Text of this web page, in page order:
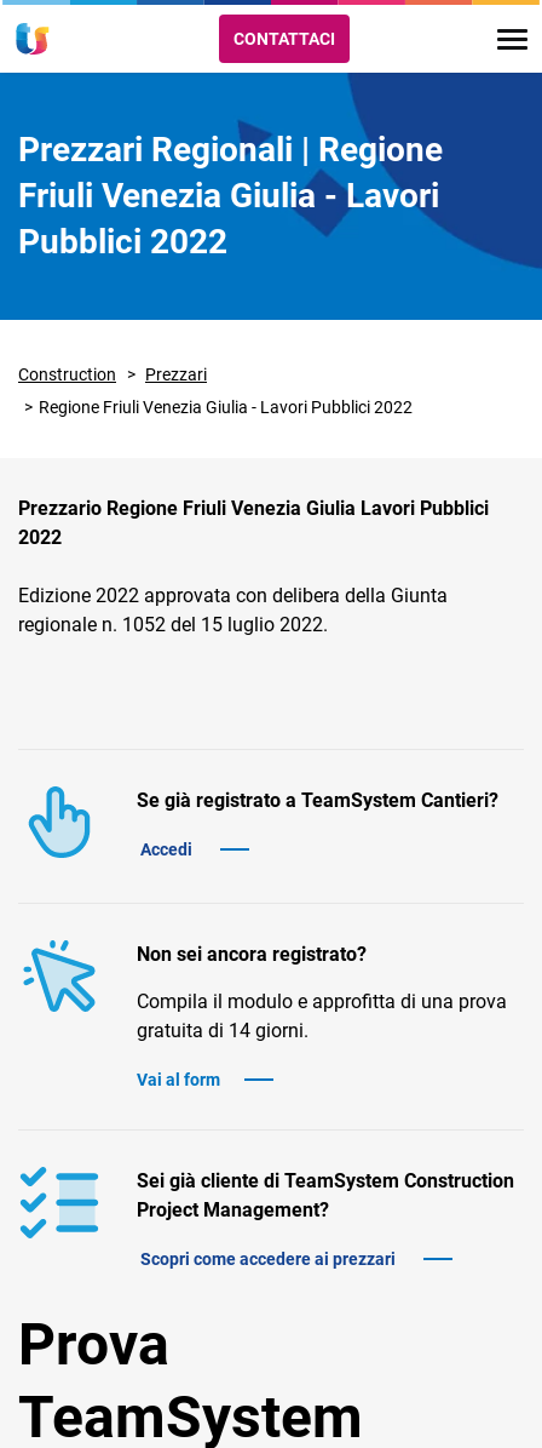
Ecommerce
Email Marketing
HR
Trust Services
CONTATTACI
Prezzari Regionali | Regione
Friuli Venezia Giulia - Lavori
Pubblici 2022
Construction
Prezzari
Regione Friuli Venezia Giulia - Lavori Pubblici 2022
Prezzario Regione Friuli Venezia Giulia Lavori Pubblici
2022
Edizione 2022 approvata con delibera della Giunta
regionale n. 1052 del 15 luglio 2022.
Se già registrato a TeamSystem Cantieri?
Accedi
Non sei ancora registrato?
Compila il modulo e approfitta di una prova
gratuita di 14 giorni.
Vai al form
Sei già cliente di TeamSystem Construction
Project Management?
Scopri come accedere ai prezzari
Prova
TeamSystem